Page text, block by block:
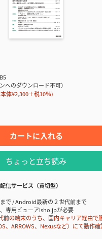
B5
へのダウンロード不可）
体¥2,300＋税10％)
カートに入れる
ちょっと立ち読み
信サービス（買切型）
で / Android最新の２世代前まで
専用ビューアisho.jpが必要
の端末のうち、国内キャリア経由で
、ARROWS、Nexusなど）にて動作